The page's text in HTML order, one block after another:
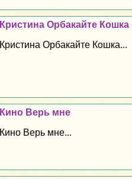
Кристина Орбакайте Кошка
Кристина Орбакайте Кошка...
Кино Верь мне
Кино Верь мне...